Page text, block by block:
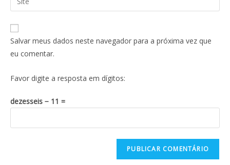
Salvar meus dados neste navegador para a próxima vez que
eu comentar.
Favor digite a resposta em dígitos:
dezesseis − 11 =